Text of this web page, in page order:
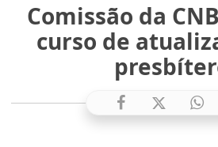
Comissão da
curso de